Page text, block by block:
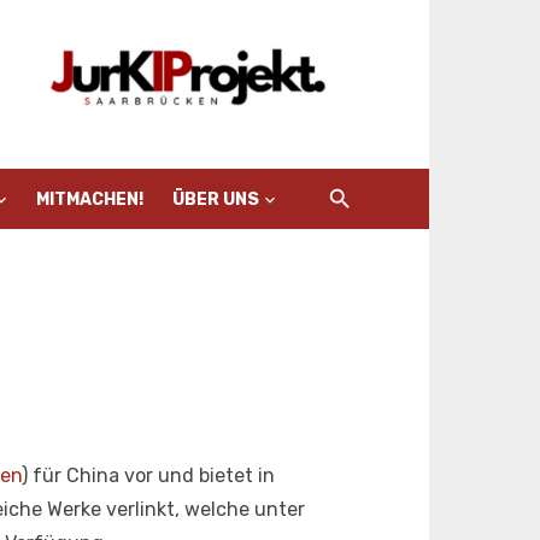
MITMACHEN! ÜBER UNS
) für China vor und bietet in
Werke verlinkt, welche unter